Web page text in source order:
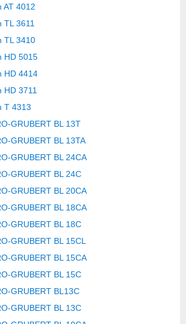
AT 4012
TL 3611
TL 3410
HD 5015
HD 4414
HD 3711
T 4313
GRUBERT BL 13T
GRUBERT BL 13TA
GRUBERT BL 24CA
GRUBERT BL 24C
GRUBERT BL 20CA
GRUBERT BL 18CA
GRUBERT BL 18C
GRUBERT BL 15CL
GRUBERT BL 15CA
GRUBERT BL 15C
GRUBERT BL13C
GRUBERT BL 13C